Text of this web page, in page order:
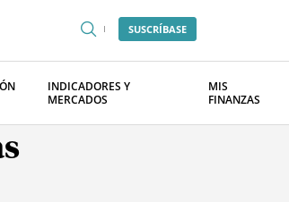
SUSCRÍBASE
INDICADORES Y
MERCADOS
MIS
FINANZAS